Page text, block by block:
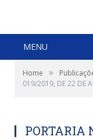
MENU
Home »
019/2019, DE 22 DE
PORTARIA